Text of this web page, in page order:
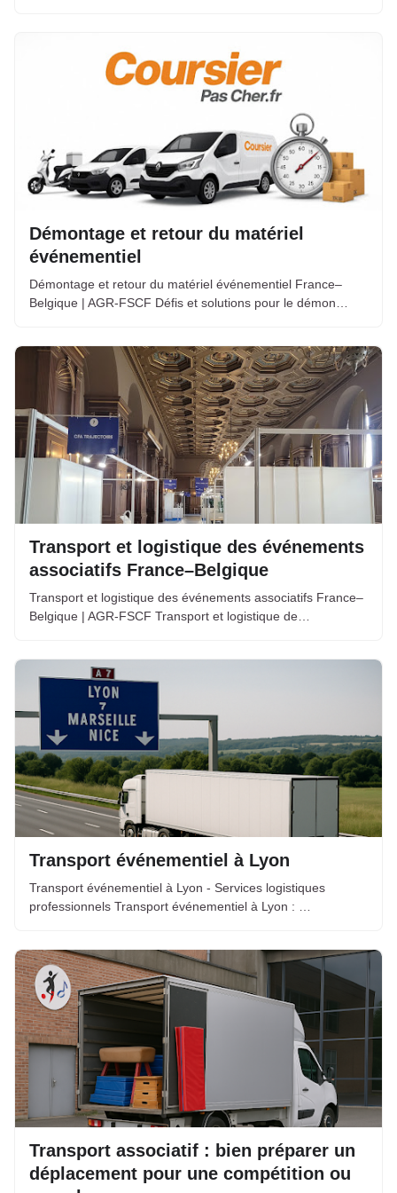
Démontage et retour du matériel
événementiel
Démontage et retour du matériel événementiel France–
Belgique | AGR-FSCF Défis et solutions pour le démon…
Transport et logistique des événements
associatifs France–Belgique
Transport et logistique des événements associatifs France–
Belgique | AGR-FSCF Transport et logistique de…
Transport événementiel à Lyon
Transport événementiel à Lyon - Services logistiques
professionnels Transport événementiel à Lyon : …
Transport associatif : bien préparer un
déplacement pour une compétition ou